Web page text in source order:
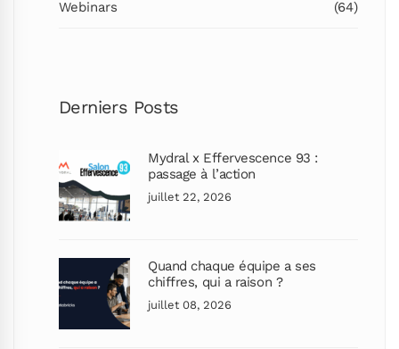
Webinars (64)
Derniers Posts
Mydral x Effervescence 93 :
passage à l’action
juillet 22, 2026
Quand chaque équipe a ses
chiffres, qui a raison ?
juillet 08, 2026